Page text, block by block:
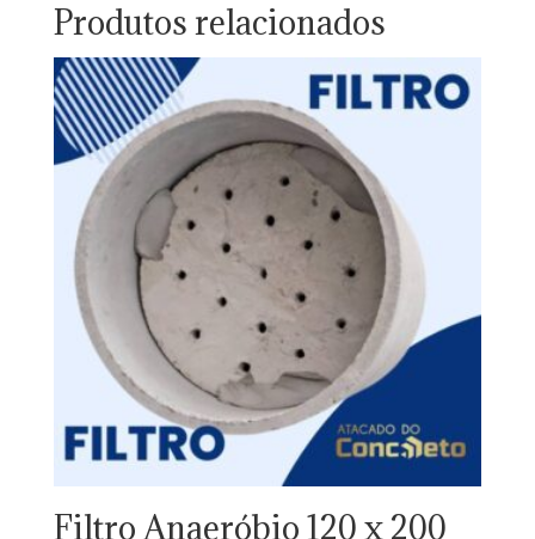
Produtos relacionados
Filtro Anaeróbio 120 x 200